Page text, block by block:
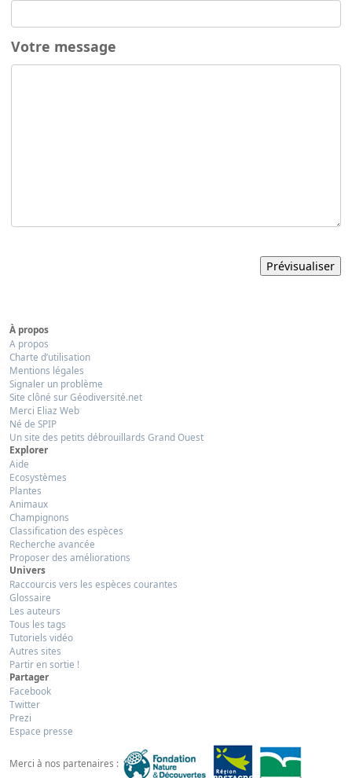
Votre message
À propos
A propos
Charte d’utilisation
Mentions légales
Signaler un problème
Site clôné sur Géodiversité.net
Merci Eliaz Web
Né de SPIP
Un site des petits débrouillards Grand Ouest
Explorer
Aide
Ecosystèmes
Plantes
Animaux
Champignons
Classification des espèces
Recherche avancée
Proposer des améliorations
Univers
Raccourcis vers les espèces courantes
Glossaire
Les auteurs
Tous les tags
Tutoriels vidéo
Autres sites
Partir en sortie !
Partager
Facebook
Twitter
Prezi
Espace presse
Merci à nos partenaires :